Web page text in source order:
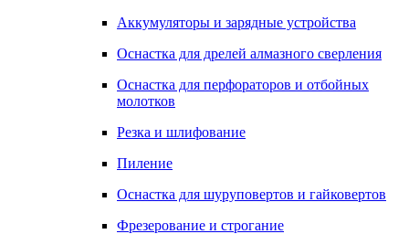
Аккумуляторы и зарядные устройства
Оснастка для дрелей алмазного сверления
Оснастка для перфораторов и отбойных
молотков
Резка и шлифование
Пиление
Оснастка для шуруповертов и гайковертов
Фрезерование и строгание